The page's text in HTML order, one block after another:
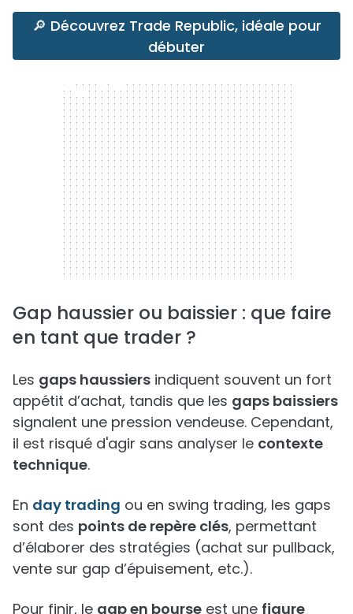
🔎 Découvrez Trade Republic, idéale pour
débuter
300 x 250
Gap haussier ou baissier : que faire
en tant que trader ?
Les gaps haussiers indiquent souvent un fort
appétit d’achat, tandis que les gaps baissiers
signalent une pression vendeuse. Cependant,
il est risqué d'agir sans analyser le contexte
technique.
En day trading ou en swing trading, les gaps
sont des points de repère clés, permettant
d’élaborer des stratégies (achat sur pullback,
vente sur gap d’épuisement, etc.).
Pour finir, le gap en bourse est une figure